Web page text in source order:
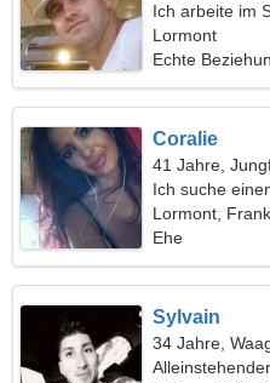
Ich arbeite im
anmutigen Frau
Lormont
Echte
Coralie
41 Jahre,
Ich suche
Wanderung
Lormont,
Ehe
Sylvain
34 Jahre,